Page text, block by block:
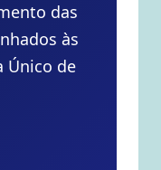
das
às
Único de